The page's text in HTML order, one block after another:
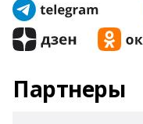
Партнеры